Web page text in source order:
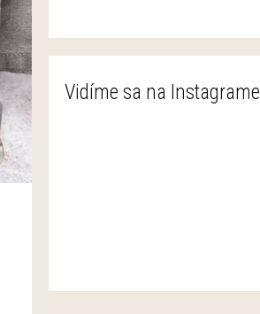
Vidíme sa na Instagrame